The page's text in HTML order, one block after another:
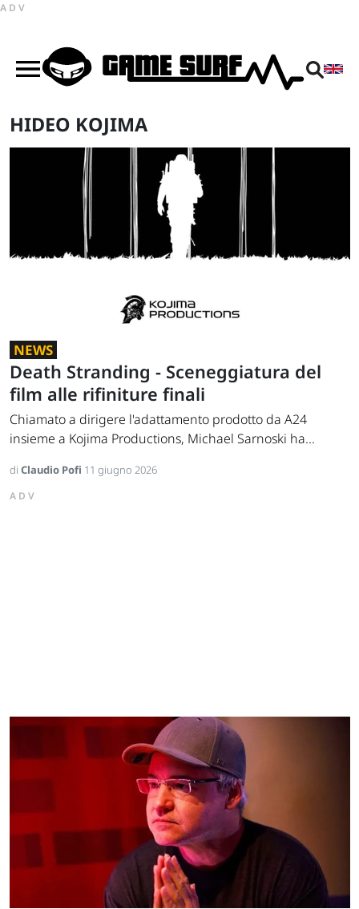
ADV
HIDEO KOJIMA
NEWS
Death Stranding - Sceneggiatura del
film alle rifiniture finali
Chiamato a dirigere l'adattamento prodotto da A24
insieme a Kojima Productions, Michael Sarnoski ha...
di Claudio Pofi 11 giugno 2026
ADV